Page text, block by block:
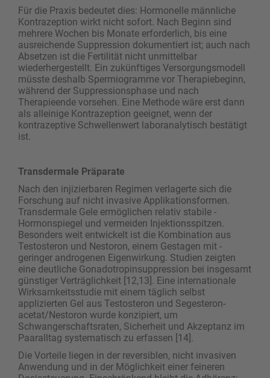
Für die Praxis bedeutet dies: Hormonelle männliche
Kontrazeption wirkt nicht sofort. Nach Beginn sind
mehrere Wochen bis Monate erforderlich, bis eine
ausreichende Suppression dokumentiert ist; auch nach
Absetzen ist die Fertilität nicht unmittelbar
wiederhergestellt. Ein zukünftiges Versorgungsmodell
müsste deshalb Spermiogramme vor Therapiebeginn,
während der Suppressionsphase und nach
Therapieende vorsehen. Eine Methode wäre erst dann
als alleinige Kontrazeption geeignet, wenn der
kontrazeptive Schwellenwert laboranalytisch bestätigt
ist.
Transdermale Präparate
Nach den injizierbaren Regimen verlagerte sich die
Forschung auf nicht invasive Applikationsformen.
Transdermale Gele ermöglichen relativ stabile ­
Hormonspiegel und vermeiden Injektionsspitzen.
Besonders weit entwickelt ist die Kombination aus
Testosteron und Nestoron, einem Gestagen mit ­
geringer androgenen Eigenwirkung. Studien zeigten
eine deutliche Gonadotropinsuppression bei ins­gesamt
günstiger Verträglichkeit [12,13]. Eine ­internationale
Wirksamkeitsstudie mit einem täglich selbst
applizierten Gel aus Testosteron und Segesteron­
acetat/Nestoron wurde konzipiert, um
Schwangerschaftsraten, Sicherheit und Akzeptanz im
Paaralltag systematisch zu erfassen [14].
Die Vorteile liegen in der reversiblen, nicht invasiven
Anwendung und in der Möglichkeit einer feineren